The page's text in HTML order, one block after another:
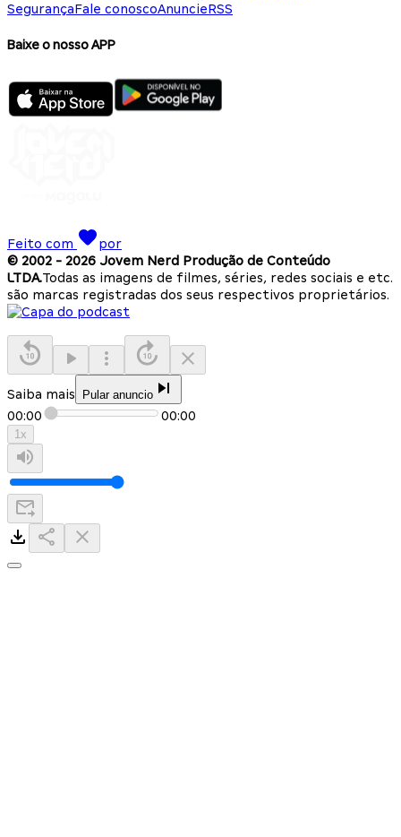
SegurançaFale conoscoAnuncieRSS
Baixe o nosso APP
Feito com
por
© 2002 - 2026 Jovem Nerd Produção de Conteúdo
LTDA.Todas as imagens de filmes, séries, redes sociais e etc.
são marcas registradas dos seus respectivos proprietários.
Saiba mais Pular anuncio
00:00 00:00
1x